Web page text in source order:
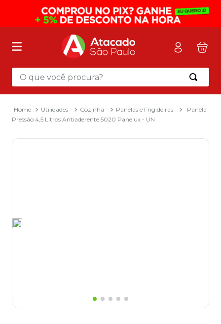
O que você procura?
Utilidades Cozinha Panelas e Frigideiras
Panela
Pressão 4,5 Litros Antiaderente 5020 Panelux - UN
Termos mais buscados
mochila
2º sacola
3º mala
8